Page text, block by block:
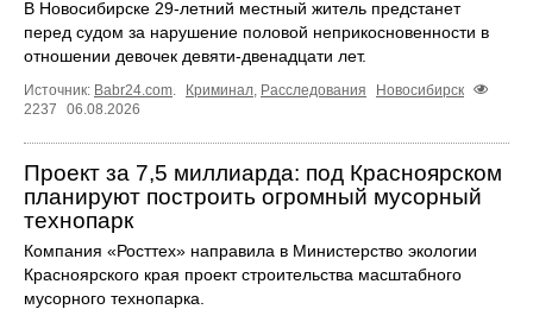
В Новосибирске 29-летний местный житель предстанет
перед судом за нарушение половой неприкосновенности в
отношении девочек девяти-двенадцати лет.
Источник: Babr24.com Криминал Расследования
Новосибирск
2237
06.08.2026
Проект за 7,5 миллиарда: под Красноярском
планируют построить огромный мусорный
технопарк
Компания «Росттех» направила в Министерство экологии
Красноярского края проект строительства масштабного
мусорного технопарка.